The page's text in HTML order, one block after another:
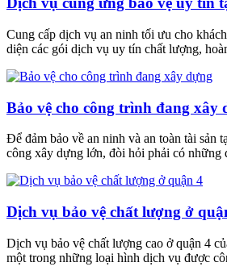
Cung cấp dịch vụ an ninh tối ưu cho
diện các gói dịch vụ uy tín chất lượng,
Bảo vệ cho công trình đang xây
Để đảm bảo về an ninh và an toàn tài sản
công xây dựng lớn, đòi hỏi phải có những
Dịch vụ bảo vệ chất lượng ở
Dịch vụ bảo vệ chất lượng cao ở quận 4
một trong những loại hình dịch vụ được